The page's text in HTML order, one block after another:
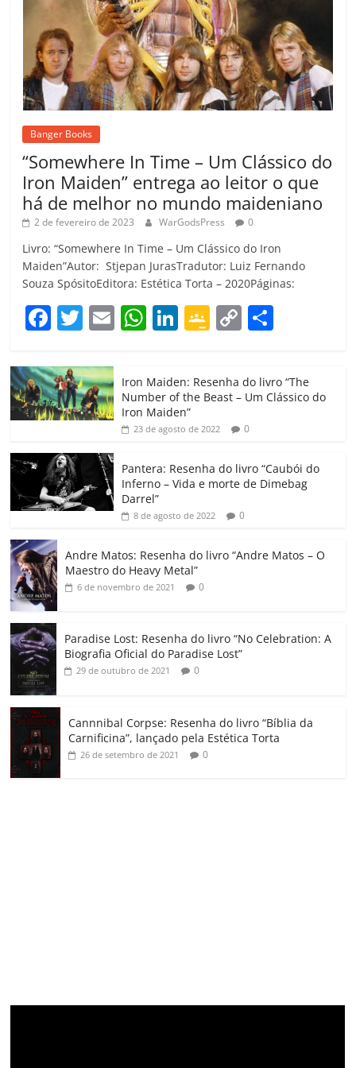
Banger Books
“Somewhere In Time – Um Clássico do
Iron Maiden” entrega ao leitor o que
há de melhor no mundo maideniano
2 de fevereiro de 2023 WarGodsPress 0
Livro: “Somewhere In Time – Um Clássico do Iron
Maiden”Autor: Stjepan JurasTradutor: Luiz Fernando
Souza SpósitoEditora: Estética Torta – 2020Páginas:
F
c
e
b
o
o
k
T
itt
er
E W
at
s
A
p
Li
e
dI
G
gl
e
Cl
a
ss
ro
o
C
p
y
Li
k
m
p
h
ar
Iron Maiden: Resenha do livro “The
Number of the Beast – Um Clássico do
Iron Maiden”
23 de agosto de 2022 0
Pantera: Resenha do livro “Caubói do
Inferno – Vida e morte de Dimebag
Darrel”
8 de agosto de 2022 0
Andre Matos: Resenha do livro “Andre Matos – O
Maestro do Heavy Metal”
6 de novembro de 2021 0
Paradise Lost: Resenha do livro “No Celebration: A
Biografia Oficial do Paradise Lost”
29 de outubro de 2021 0
Cannnibal Corpse: Resenha do livro “Bíblia da
Carnificina”, lançado pela Estética Torta
26 de setembro de 2021 0